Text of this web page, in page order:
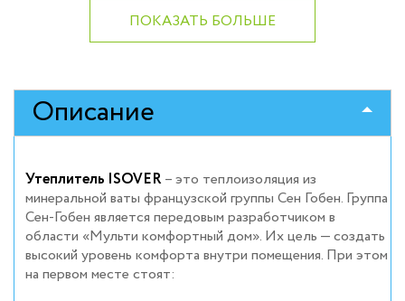
ПОКАЗАТЬ БОЛЬШЕ
Описание
Утеплитель ISOVER– это теплоизоляция из
минеральной ваты французской группы Сен Гобен. Группа
Сен-Гобен является передовым разработчиком в
области «Мульти комфортный дом». Их цель — создать
высокий уровень комфорта внутри помещения. При этом
на первом месте стоят: